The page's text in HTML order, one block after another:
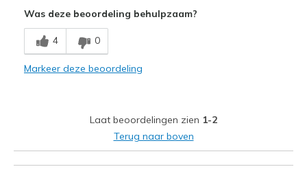
Minpunten
Need Break In
Not breathable
Was deze beoordeling behulpzaam?
4 0
Markeer deze beoordeling
Laat beoordelingen zien 1-2
Terug naar boven